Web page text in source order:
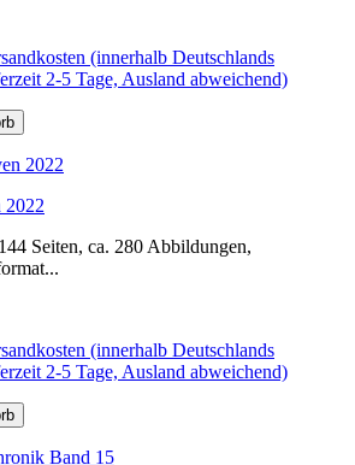
(innerhalb Deutschlands
2-5 Tage, Ausland abweichend)
2022
Seiten, ca. 280 Abbildungen,
(innerhalb Deutschlands
2-5 Tage, Ausland abweichend)